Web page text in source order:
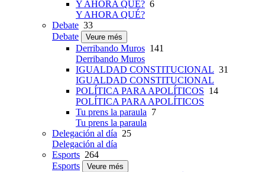
Y AHORA QUÉ? 6
Y AHORA QUÉ?
Debate 33
Debate
Veure més
Derribando Muros 141
Derribando Muros
IGUALDAD CONSTITUCIONAL 31
IGUALDAD CONSTITUCIONAL
POLÍTICA PARA APOLÍTICOS 14
POLÍTICA PARA APOLÍTICOS
Tu prens la paraula 7
Tu prens la paraula
Delegación al día 25
Delegación al día
Esports 264
Esports
Veure més